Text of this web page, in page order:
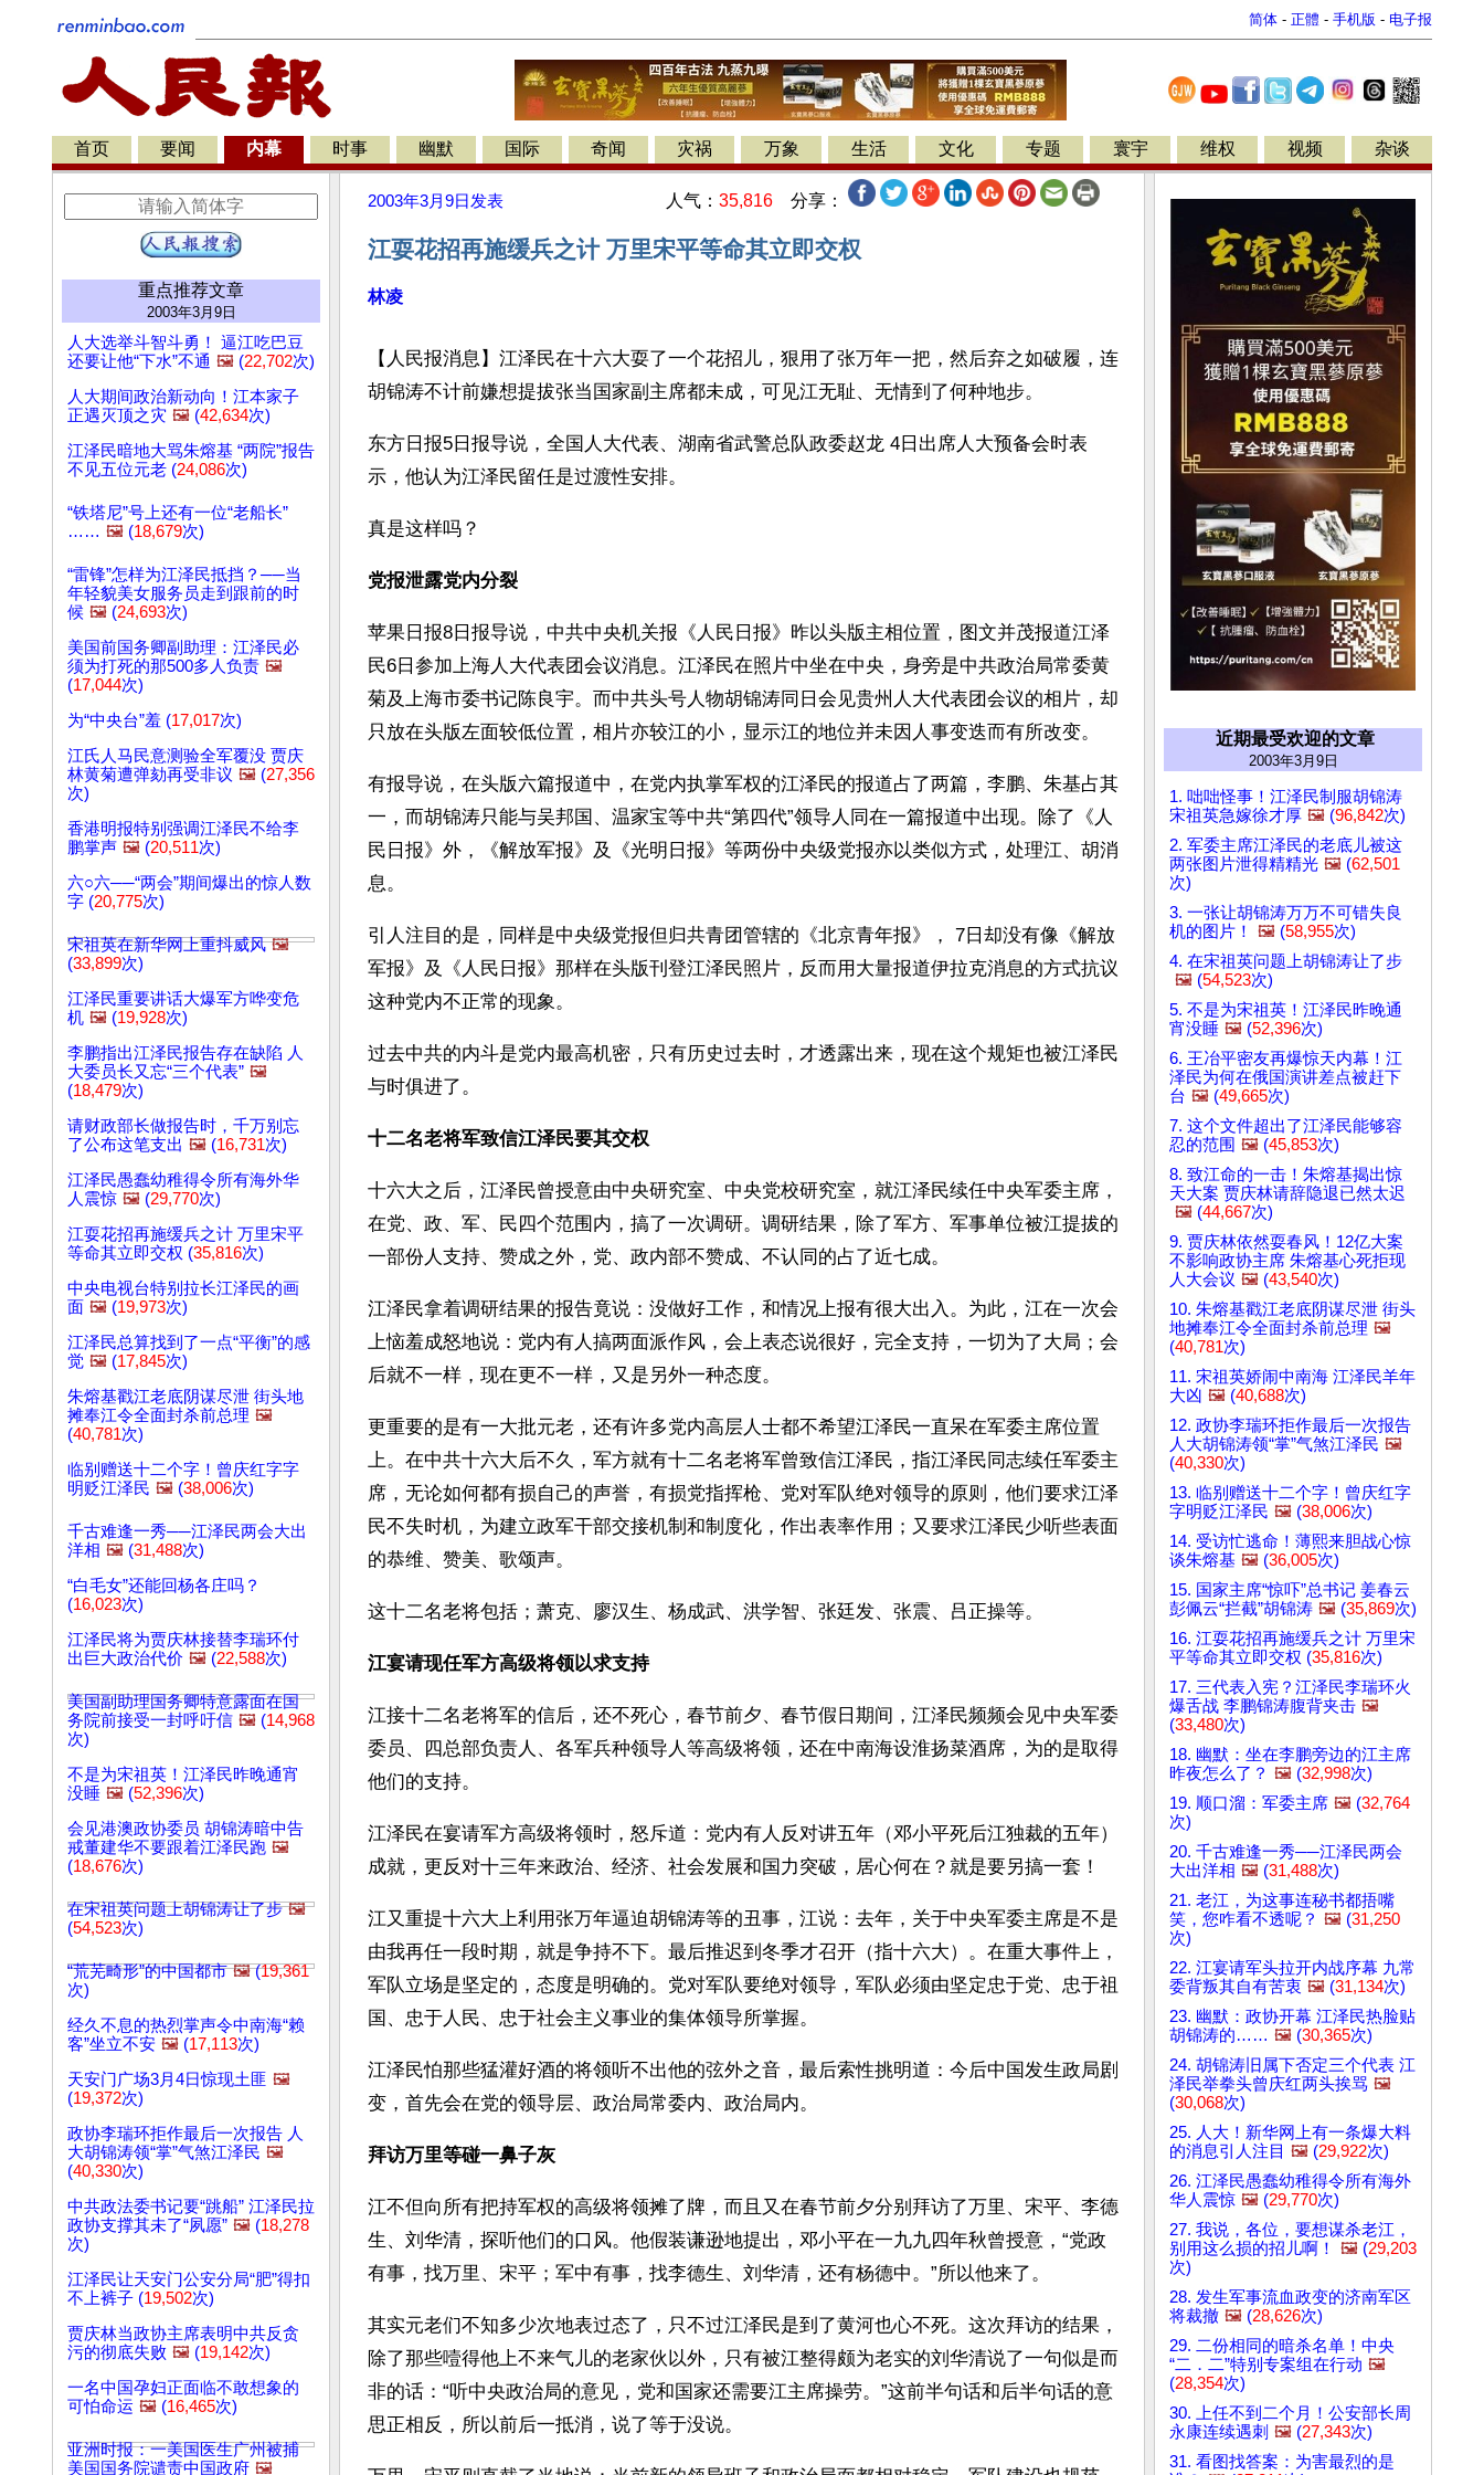
简体 - 正體 - 手机版 - 电子报
首页 要闻 内幕 时事 幽默 国际 奇闻 灾祸 万象 生活 文化 专题 寰宇 维权 视频 杂谈
重点推荐文章
2003年3月9日
人大选举斗智斗勇！ 逼江吃巴豆
还要让他“下水”不通 🖼️ (22,702次)
人大期间政治新动向！江本家子
正遇灭顶之灾 🖼️ (42,634次)
江泽民暗地大骂朱熔基 “两院”报告
不见五位元老 (24,086次)
“铁塔尼”号上还有一位“老船长”
…… 🖼️ (18,679次)
“雷锋”怎样为江泽民抵挡？──当
年轻貌美女服务员走到跟前的时
候 🖼️ (24,693次)
美国前国务卿副助理：江泽民必
须为打死的那500多人负责 🖼️
(17,044次)
为“中央台”羞 (17,017次)
江氏人马民意测验全军覆没 贾庆
林黄菊遭弹劾再受非议 🖼️ (27,356
次)
香港明报特别强调江泽民不给李
鹏掌声 🖼️ (20,511次)
六○六──“两会”期间爆出的惊人数
字 (20,775次)
宋祖英在新华网上重抖威风 🖼️
(33,899次)
江泽民重要讲话大爆军方哗变危
机 🖼️ (19,928次)
李鹏指出江泽民报告存在缺陷 人
大委员长又忘“三个代表” 🖼️
(18,479次)
请财政部长做报告时，千万别忘
了公布这笔支出 🖼️ (16,731次)
江泽民愚蠢幼稚得令所有海外华
人震惊 🖼️ (29,770次)
江耍花招再施缓兵之计 万里宋平
等命其立即交权 (35,816次)
中央电视台特别拉长江泽民的画
面 🖼️ (19,973次)
江泽民总算找到了一点“平衡”的感
觉 🖼️ (17,845次)
朱熔基戳江老底阴谋尽泄 街头地
摊奉江令全面封杀前总理 🖼️
(40,781次)
临别赠送十二个字！曾庆红字字
明贬江泽民 🖼️ (38,006次)
千古难逢一秀──江泽民两会大出
洋相 🖼️ (31,488次)
“白毛女”还能回杨各庄吗？
(16,023次)
江泽民将为贾庆林接替李瑞环付
出巨大政治代价 🖼️ (22,588次)
美国副助理国务卿特意露面在国
务院前接受一封呼吁信 🖼️ (14,968
次)
不是为宋祖英！江泽民昨晚通宵
没睡 🖼️ (52,396次)
会见港澳政协委员 胡锦涛暗中告
戒董建华不要跟着江泽民跑 🖼️
(18,676次)
在宋祖英问题上胡锦涛让了步 🖼️
(54,523次)
“荒芜畸形”的中国都市 🖼️(19,361
次)
经久不息的热烈掌声令中南海“赖
客”坐立不安 🖼️ (17,113次)
天安门广场3月4日惊现土匪 🖼️
(19,372次)
政协李瑞环拒作最后一次报告 人
大胡锦涛领“掌”气煞江泽民 🖼️
(40,330次)
中共政法委书记要“跳船” 江泽民拉
政协支撑其未了“夙愿” 🖼️ (18,278
次)
江泽民让天安门公安分局“肥”得扣
不上裤子 (19,502次)
贾庆林当政协主席表明中共反贪
污的彻底失败 🖼️ (19,142次)
一名中国孕妇正面临不敢想象的
可怕命运 🖼️ (16,465次)
亚洲时报：一美国医生广州被捕
美国国务院谴责中国政府 🖼️
2003年3月9日 发表 人气： 35,816 分享：
江耍花招再施缓兵之计 万里宋平等命其立即交权
林凌
【人民报消息】江泽民在十六大耍了一个花招儿，狠用了张万年一把，然后弃之如破履，连
胡锦涛不计前嫌想提拔张当国家副主席都未成，可见江无耻、无情到了何种地步。
东方日报5日报导说，全国人大代表、湖南省武警总队政委赵龙 4日出席人大预备会时表
示，他认为江泽民留任是过渡性安排。
真是这样吗？
党报泄露党内分裂
苹果日报8日报导说，中共中央机关报《人民日报》昨以头版主相位置，图文并茂报道江泽
民6日参加上海人大代表团会议消息。江泽民在照片中坐在中央，身旁是中共政治局常委黄
菊及上海市委书记陈良宇。而中共头号人物胡锦涛同日会见贵州人大代表团会议的相片，却
只放在头版左面较低位置，相片亦较江的小，显示江的地位并未因人事变迭而有所改变。
有报导说，在头版六篇报道中，在党内执掌军权的江泽民的报道占了两篇，李鹏、朱基占其
一，而胡锦涛只能与吴邦国、温家宝等中共“第四代”领导人同在一篇报道中出现。除了《人
民日报》外，《解放军报》及《光明日报》等两份中央级党报亦以类似方式，处理江、胡消
息。
引人注目的是，同样是中央级党报但归共青团管辖的《北京青年报》， 7日却没有像《解放
军报》及《人民日报》那样在头版刊登江泽民照片，反而用大量报道伊拉克消息的方式抗议
这种党内不正常的现象。
过去中共的内斗是党内最高机密，只有历史过去时，才透露出来，现在这个规矩也被江泽民
与时俱进了。
十二名老将军致信江泽民要其交权
十六大之后，江泽民曾授意由中央研究室、中央党校研究室，就江泽民续任中央军委主席，
在党、政、军、民四个范围内，搞了一次调研。调研结果，除了军方、军事单位被江提拔的
一部份人支持、赞成之外，党、政内部不赞成、不认同的占了近七成。
江泽民拿着调研结果的报告竟说：没做好工作，和情况上报有很大出入。为此，江在一次会
上恼羞成怒地说：党内有人搞两面派作风，会上表态说很好，完全支持，一切为了大局；会
后就不一样，现在更不一样，又是另外一种态度。
更重要的是有一大批元老，还有许多党内高层人士都不希望江泽民一直呆在军委主席位置
上。在中共十六大后不久，军方就有十二名老将军曾致信江泽民，指江泽民同志续任军委主
席，无论如何都有损自己的声誉，有损党指挥枪、党对军队绝对领导的原则，他们要求江泽
民不失时机，为建立政军干部交接机制和制度化，作出表率作用；又要求江泽民少听些表面
的恭维、赞美、歌颂声。
这十二名老将包括；萧克、廖汉生、杨成武、洪学智、张廷发、张震、吕正操等。
江宴请现任军方高级将领以求支持
江接十二名老将军的信后，还不死心，春节前夕、春节假日期间，江泽民频频会见中央军委
委员、四总部负责人、各军兵种领导人等高级将领，还在中南海设淮扬菜酒席，为的是取得
他们的支持。
江泽民在宴请军方高级将领时，怒斥道：党内有人反对讲五年（邓小平死后江独裁的五年）
成就，更反对十三年来政治、经济、社会发展和国力突破，居心何在？就是要另搞一套！
江又重提十六大上利用张万年逼迫胡锦涛等的丑事，江说：去年，关于中央军委主席是不是
由我再任一段时期，就是争持不下。最后推迟到冬季才召开（指十六大）。在重大事件上，
军队立场是坚定的，态度是明确的。党对军队要绝对领导，军队必须由坚定忠于党、忠于祖
国、忠于人民、忠于社会主义事业的集体领导所掌握。
江泽民怕那些猛灌好酒的将领听不出他的弦外之音，最后索性挑明道：今后中国发生政局剧
变，首先会在党的领导层、政治局常委内、政治局内。
拜访万里等碰一鼻子灰
江不但向所有把持军权的高级将领摊了牌，而且又在春节前夕分别拜访了万里、宋平、李德
生、刘华清，探听他们的口风。他假装谦逊地提出，邓小平在一九九四年秋曾授意，“党政
有事，找万里、宋平；军中有事，找李德生、刘华清，还有杨德中。”所以他来了。
其实元老们不知多少次地表过态了，只不过江泽民是到了黄河也心不死。这次拜访的结果，
除了那些噎得他上不来气儿的老家伙以外，只有被江整得颇为老实的刘华清说了一句似是而
非的话：“听中央政治局的意见，党和国家还需要江主席操劳。”这前半句话和后半句话的意
思正相反，所以前后一抵消，说了等于没说。
近期最受欢迎的文章
2003年3月9日
1. 咄咄怪事！江泽民制服胡锦涛
宋祖英急嫁徐才厚 🖼️ (96,842次)
2. 军委主席江泽民的老底儿被这
两张图片泄得精精光 🖼️ (62,501
次)
3. 一张让胡锦涛万万不可错失良
机的图片！
🖼️ (58,955次)
4. 在宋祖英问题上胡锦涛让了步
🖼️ (54,523次)
5. 不是为宋祖英！江泽民昨晚通
宵没睡 🖼️ (52,396次)
6. 王冶平密友再爆惊天内幕！江
泽民为何在俄国演讲差点被赶下
台 🖼️ (49,665次)
7. 这个文件超出了江泽民能够容
忍的范围 🖼️ (45,853次)
8. 致江命的一击！朱熔基揭出惊
天大案 贾庆林请辞隐退已然太迟
🖼️ (44,667次)
9. 贾庆林依然耍春风！12亿大案
不影响政协主席 朱熔基心死拒现
人大会议 🖼️ (43,540次)
10. 朱熔基戳江老底阴谋尽泄 街头
地摊奉江令全面封杀前总理 🖼️
(40,781次)
11. 宋祖英娇闹中南海 江泽民羊年
大凶 🖼️ (40,688次)
12. 政协李瑞环拒作最后一次报告
人大胡锦涛领“掌”气煞江泽民 🖼️
(40,330次)
13. 临别赠送十二个字！曾庆红字
字明贬江泽民 🖼️ (38,006次)
14. 受访忙逃命！薄熙来胆战心惊
谈朱熔基 🖼️ (36,005次)
15. 国家主席“惊吓”总书记 姜春云
彭佩云“拦截”胡锦涛 🖼️ (35,869次)
16. 江耍花招再施缓兵之计 万里宋
平等命其立即交权 (35,816次)
17. 三代表入宪？江泽民李瑞环火
爆舌战 李鹏锦涛腹背夹击 🖼️
(33,480次)
18. 幽默：坐在李鹏旁边的江主席
昨夜怎么了？ 🖼️ (32,998次)
19. 顺口溜：军委主席 🖼️ (32,764
次)
20. 千古难逢一秀──江泽民两会
大出洋相 🖼️ (31,488次)
21. 老江，为这事连秘书都捂嘴
笑，您咋看不透呢？ 🖼️ (31,250
次)
22. 江宴请军头拉开内战序幕 九常
委背叛其自有苦衷 🖼️ (31,134次)
23. 幽默：政协开幕 江泽民热脸贴
胡锦涛的…… 🖼️ (30,365次)
24. 胡锦涛旧属下否定三个代表 江
泽民举拳头曾庆红两头挨骂 🖼️
(30,068次)
25. 人大！新华网上有一条爆大料
的消息引人注目 🖼️ (29,922次)
26. 江泽民愚蠢幼稚得令所有海外
华人震惊 🖼️ (29,770次)
27. 我说，各位，要想谋杀老江，
别用这么损的招儿啊！
🖼️ (29,203
次)
28. 发生军事流血政变的济南军区
将裁撤 🖼️ (28,626次)
29. 二份相同的暗杀名单！中央
“二．二”特别专案组在行动 🖼️
(28,354次)
30. 上任不到二个月！公安部长周
永康连续遇刺 🖼️ (27,343次)
31. 看图找答案：为害最烈的是